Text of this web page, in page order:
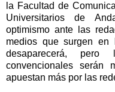
la Facultad de
Universitarios de
optimismo ante las
medios que surgen
desaparecerá,
convencionales serán
apuestan más por las